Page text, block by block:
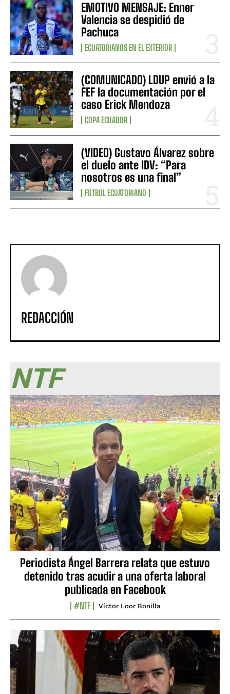
EMOTIVO MENSAJE: Enner
Valencia se despidió de
Pachuca
ECUATORIANOS EN EL EXTERIOR
(COMUNICADO) LDUP envió a la
FEF la documentación por el
caso Erick Mendoza
COPA ECUADOR
(VIDEO) Gustavo Álvarez sobre
el duelo ante IDV: “Para
nosotros es una final”
FÚTBOL ECUATORIANO
REDACCIÓN
NTF
Periodista Ángel Barrera relata que estuvo
detenido tras acudir a una oferta laboral
publicada en Facebook
#NTF Víctor Loor Bonilla